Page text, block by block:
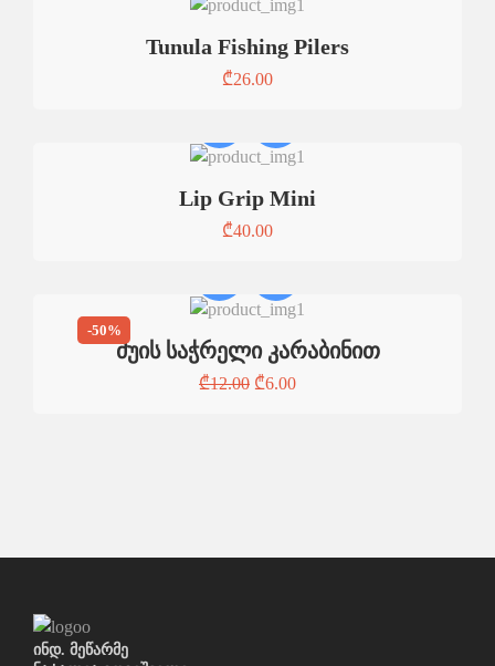
Tunula Fishing Pilers
₾26.00
Lip Grip Mini
₾40.00
-50%
ძუის საჭრელი კარაბინით
₾12.00 ₾6.00
ინდ. მეწარმე